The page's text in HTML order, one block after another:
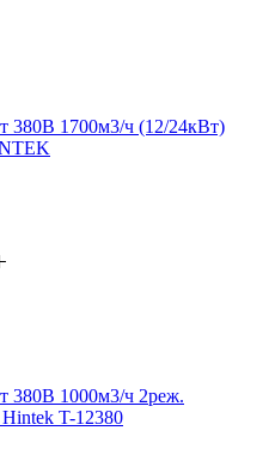
380В 1700м3/ч (12/24кВт)
380B 1000м3/ч 2реж.
T-12380